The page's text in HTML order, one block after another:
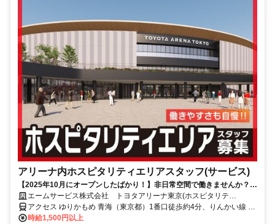
アリーナ内ホスピタリティエリアスタッフ(サービス)
【2025年10月にオープンしたばかり！】非日常空間で働きませんか？週
1日～OK！未経験者も大歓迎！
エームサービス株式会社 トヨタアリーナ東京(ホスピタリテ
ィ)-7497
アクセス ゆりかもめ 青海（東京都）1番口徒歩約4分、りんかい線 東
京テレポートA口徒歩約8分、ゆりかもめ 東京ビッグサイト（ゆりか
時給1,500円以上